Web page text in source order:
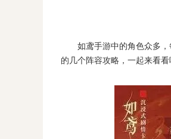
如鸢手游中的角色众多，
的几个阵容攻略，一起来看看